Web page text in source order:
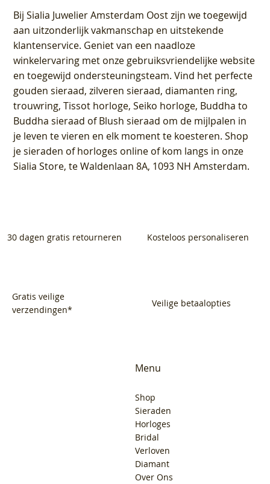
BijSialia Juwelier Amsterdam Oostzijn we toegewijd
aan uitzonderlijk vakmanschap en uitstekende
klantenservice. Geniet van een naadloze
winkelervaring met onze gebruiksvriendelijke website
en toegewijd ondersteuningsteam. Vind het perfecte
gouden sieraad, zilveren sieraad, diamanten ring,
trouwring, Tissot horloge, Seiko horloge, Buddha to
Buddha sieraad of Blush sieraad om de mijlpalen in
je leven te vieren en elk moment te koesteren. Shop
je sieraden of horloges online of kom langs in onze
Sialia Store, te Waldenlaan 8A, 1093 NH Amsterdam.
30 dagen gratis retourneren Kosteloos personaliseren
Gratis veilige
verzendingen*
Veilige betaalopties
Menu
Shop
Sieraden
Horloges
Bridal
Verloven
Diamant
Over Ons